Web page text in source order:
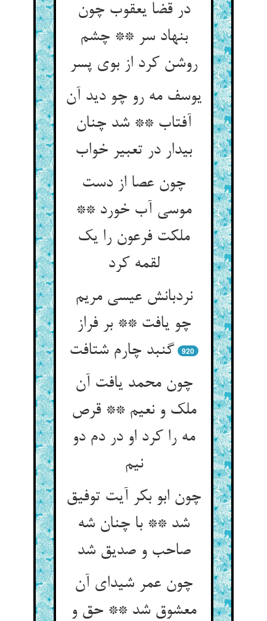
در قضا یعقوب چون
بنهاد سر ** چشم
روشن کرد از بوی پسر
یوسف مه رو چو دید آن
آفتاب ** شد چنان
بیدار در تعبیر خواب‏
چون عصا از دست
موسی آب خورد **
ملکت فرعون را یک
لقمه کرد
نردبانش عیسی مریم
چو یافت ** بر فراز
گنبد چارم شتافت‏
920
چون محمد یافت آن
ملک و نعیم ** قرص
مه را کرد او در دم دو
نیم‏
چون ابو بکر آیت توفیق
شد ** با چنان شه
صاحب و صدیق شد
چون عمر شیدای آن
معشوق شد ** حق و